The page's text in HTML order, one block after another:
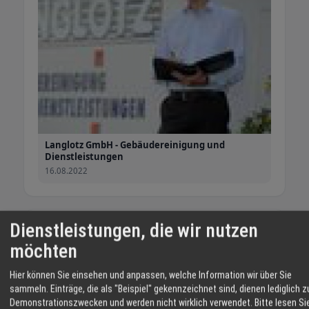
Reinigung.
Entrümpeln und Entsorgen
Langlotz GmbH - Gebäudereinigung und
Dienstleistungen
16.08.2022
Angebote Alle ansehen →
Angebot
Dienstleistungen, die wir nutzen
möchten
Hier können Sie einsehen und anpassen, welche Information wir über Sie
sammeln. Einträge, die als "Beispiel" gekennzeichnet sind, dienen lediglich
Demonstrationszwecken und werden nicht wirklich verwendet. Bitte lesen